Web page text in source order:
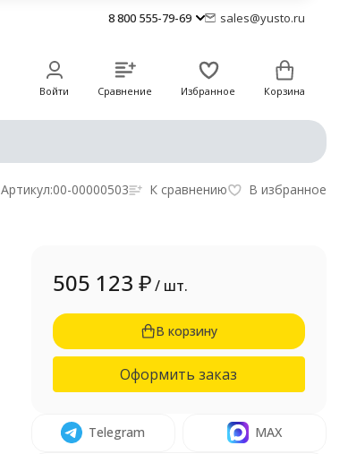
8 800 555-79-69 sales@yusto.ru
Войти Сравнение Избранное Корзина
Артикул:00-00000503 К сравнению В избранное
505 123 ₽/ шт.
В корзину
Оформить заказ
Telegram MAX